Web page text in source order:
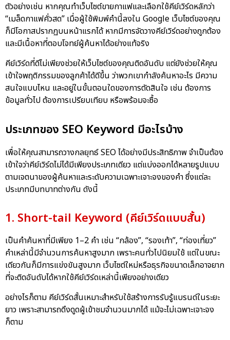
ตัวอย่างเช่น หากคุณทำเว็บไซต์ขายกาแฟและเลือกใช้คีย์เวิร์ดหลักว่า
“เมล็ดกาแฟคั่วสด” เมื่อผู้ใช้พิมพ์คำนี้ลงใน Google เว็บไซต์ของคุณ
ก็มีโอกาสปรากฏบนหน้าแรกได้ หากมีการจัดวางคีย์เวิร์ดอย่างถูกต้อง
และมีเนื้อหาที่ตอบโจทย์ผู้ค้นหาได้อย่างแท้จริง
คีย์เวิร์ดที่ดีไม่เพียงช่วยให้เว็บไซต์ของคุณติดอันดับ แต่ยังช่วยให้คุณ
เข้าใจพฤติกรรมของลูกค้าได้ดีขึ้น ว่าพวกเขากำลังค้นหาอะไร มีความ
สนใจแบบไหน และอยู่ในขั้นตอนใดของการตัดสินใจ เช่น ต้องการ
ข้อมูลทั่วไป ต้องการเปรียบเทียบ หรือพร้อมจะซื้อ
ประเภทของ SEO Keyword มีอะไรบ้าง
เพื่อให้คุณสามารถวางกลยุทธ์ SEO ได้อย่างมีประสิทธิภาพ จำเป็นต้อง
เข้าใจว่าคีย์เวิร์ดไม่ได้มีเพียงประเภทเดียว แต่แบ่งออกได้หลายรูปแบบ
ตามเจตนาของผู้ค้นหาและระดับความเฉพาะเจาะจงของคำ ซึ่งแต่ละ
ประเภทมีบทบาทต่างกัน ดังนี้
1. Short-tail Keyword (คีย์เวิร์ดแบบสั้น)
เป็นคำค้นหาที่มีเพียง 1–2 คำ เช่น “กล้อง”, “รองเท้า”, “ท่องเที่ยว”
คำเหล่านี้มีจำนวนการค้นหาสูงมาก เพราะคนทั่วไปนิยมใช้ แต่ในขณะ
เดียวกันก็มีการแข่งขันสูงมาก เว็บไซต์ใหม่หรือธุรกิจขนาดเล็กอาจยาก
ที่จะติดอันดับได้หากใช้คีย์เวิร์ดเหล่านี้เพียงอย่างเดียว
อย่างไรก็ตาม คีย์เวิร์ดสั้นเหมาะสำหรับใช้สร้างการรับรู้แบรนด์ในระยะ
ยาว เพราะสามารถดึงดูดผู้เข้าชมจำนวนมากได้ แม้จะไม่เฉพาะเจาะจง
ก็ตาม